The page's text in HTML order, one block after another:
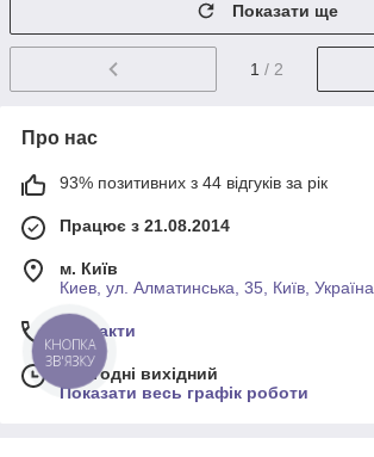
Показати ще
1 / 2
Про нас
93% позитивних з 44 відгуків за рік
Працює з 21.08.2014
м. Київ
Киев, ул. Алматинська, 35, Київ, Україна
Контакти
Сьогодні вихідний
Показати весь графік роботи
КНОПКА
ЗВ'ЯЗКУ